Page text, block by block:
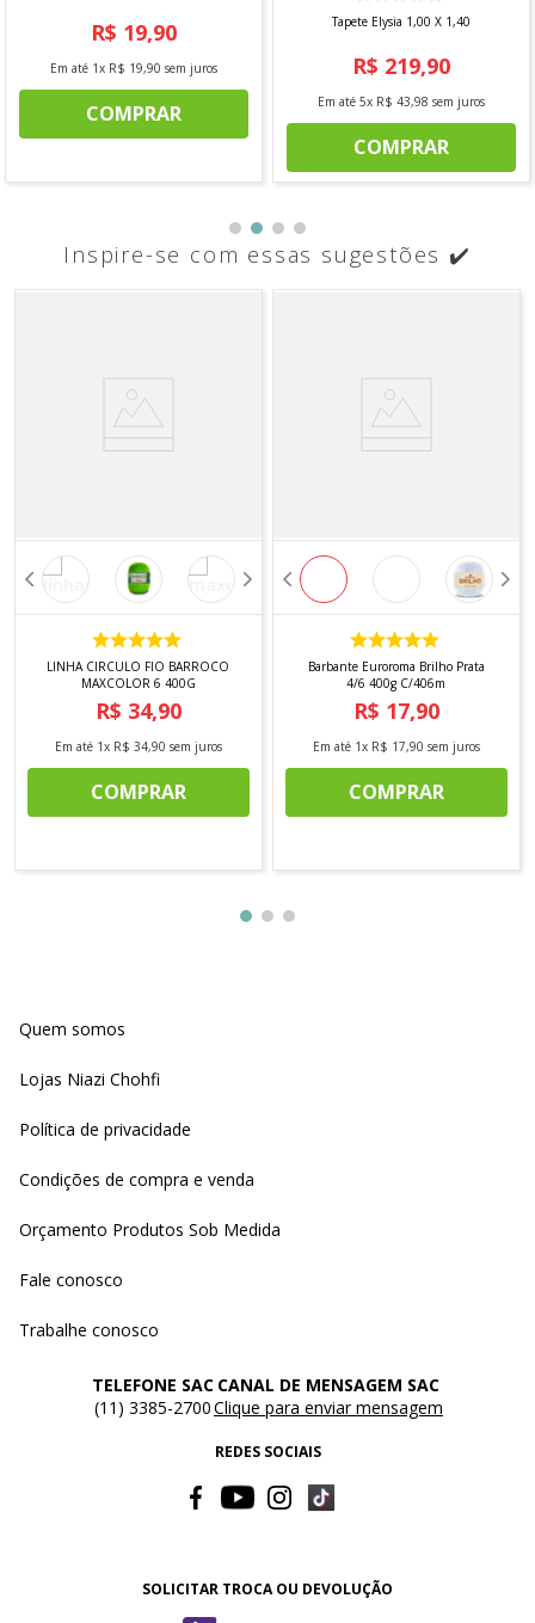
R$ 19,90
Em até 1x R$ 19,90 sem juros
COMPRAR
Tapete Elysia 1,00 X 1,40
R$ 219,90
Em até 5x R$ 43,98 sem juros
COMPRAR
Inspire-se com essas sugestões ✔️
LINHA CIRCULO FIO BARROCO
MAXCOLOR 6 400G
R$ 34,90
Em até 1x R$ 34,90 sem juros
COMPRAR
Barbante Euroroma Brilho Prata
4/6 400g C/406m
R$ 17,90
Em até 1x R$ 17,90 sem juros
COMPRAR
Quem somos
Lojas Niazi Chohfi
Política de privacidade
Condições de compra e venda
Orçamento Produtos Sob Medida
Fale conosco
Trabalhe conosco
TELEFONE SAC
(11) 3385-2700
CANAL DE MENSAGEM SAC
Clique para enviar mensagem
REDES SOCIAIS
SOLICITAR TROCA OU DEVOLUÇÃO